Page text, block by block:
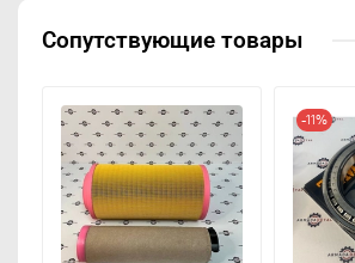
Сопутствующие товары
-11%